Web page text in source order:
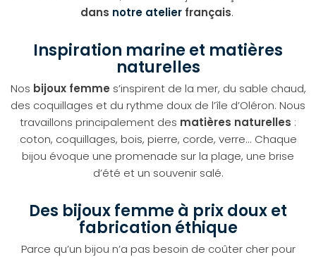
dans notre atelierfrançais.
Inspiration marine et matières
naturelles
Nos bijoux femme s’inspirent de la mer, du sable chaud,
des coquillages et du rythme doux de l’île d’Oléron. Nous
travaillons principalement des matières naturelles :
coton, coquillages, bois, pierre, corde, verre... Chaque
bijou évoque une promenade sur la plage, une brise
d’été et un souvenir salé.
Des bijoux femme à prix doux et
fabrication éthique
Parce qu’un bijou n’a pas besoin de coûter cher pour